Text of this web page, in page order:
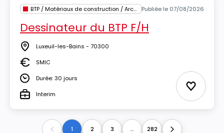
BTP / Matériaux de construction / Architecture Publiée le 07/08/2026
Dessinateur du BTP F/H
Lieu Luxeuil-les-Bains - 70300
Salaire
SMIC
DuréeDurée: 30 jours
TypeInterim Ajouter
1 2 3 ... 282